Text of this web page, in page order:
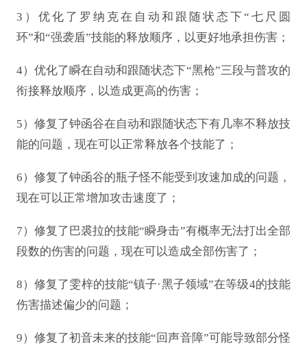
3）优化了罗纳克在自动和跟随状态下“七尺圆
环”和“强袭盾”技能的释放顺序，以更好地承担伤害；
4）优化了瞬在自动和跟随状态下“黑枪”三段与普攻的
衔接释放顺序，以造成更高的伤害；
5）修复了钟函谷在自动和跟随状态下有几率不释放技
能的问题，现在可以正常释放各个技能了；
6）修复了钟函谷的瓶子怪不能受到攻速加成的问题，
现在可以正常增加攻击速度了；
7）修复了巴裘拉的技能“瞬身击”有概率无法打出全部
段数的伤害的问题，现在可以造成全部伤害了；
8）修复了雯梓的技能“镇子·黑子领域”在等级4的技能
伤害描述偏少的问题；
9）修复了初音未来的技能“回声音障”可能导致部分怪